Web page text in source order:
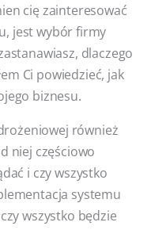
cię zainteresować
jest wybór firmy
dlaczego
Ci powiedzieć, jak
biznesu.
również
niej częściowo
i czy wszystko
systemu
wszystko będzie